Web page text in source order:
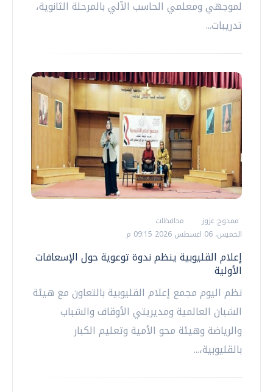
لموجهي ومعلمي الحاسب الآلي بالمرحلة الثانوية،
تدريبات...
ممدوح عزوز
محافظات
الخميس، 06 اغسطس 2026 09:15 م
إعلام القليوبية ينظم ندوة توعوية حول الإسعافات
الأولية
نظم اليوم مجمع إعلام القليوبية بالتعاون مع هيئة
الشبان العالمية ومديريتي الأوقاف والشباب
والرياضة وهيئة محو الأمية وتعليم الكبار
بالقليوبية،...